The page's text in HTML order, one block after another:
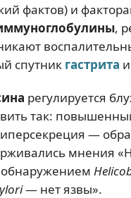
фактов) и
,
спутник гастрита и
регулируется
так:
—
мнения
обнаружением
— нет язвы».